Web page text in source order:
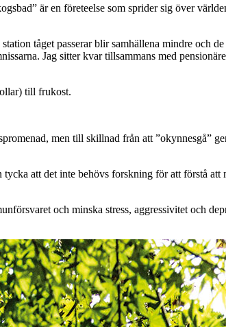
är en företeelse som sprider sig över
tåget passerar blir samhällena mindre och
Jag sitter kvar tillsammans med
till frukost.
men till skillnad från att ”okynnesgå”
att det inte behövs forskning för att förstå att
och minska stress, aggressivitet och